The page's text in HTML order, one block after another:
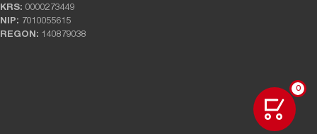
0
KRS: 0000273449
NIP: 7010055615
REGON: 140879038